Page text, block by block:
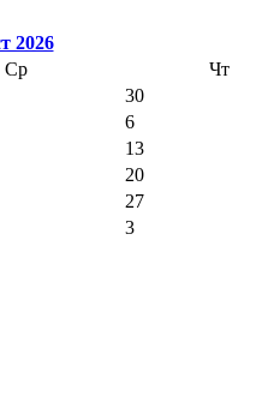
2026
Ср Чт
30
6
13
20
27
3